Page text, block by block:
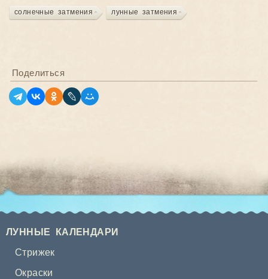
солнечные затмения лунные затмения
Поделиться
ЛУННЫЕ КАЛЕНДАРИ
Стрижек
Окраски